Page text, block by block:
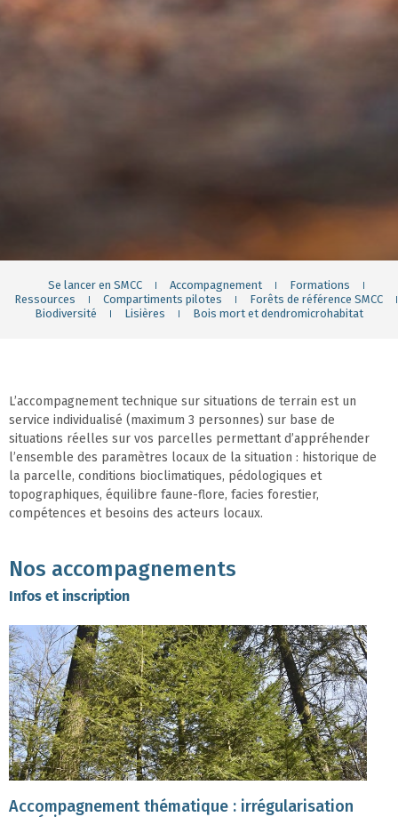
Se lancer en SMCC Accompagnement
Formations
Ressources
Compartiments pilotes
Forêts de référence SMCC
Biodiversité
Lisières Bois mort et dendromicrohabitat
L’accompagnement technique sur situations de terrain est un
service individualisé (maximum 3 personnes) sur base de
situations réelles sur vos parcelles permettant d’appréhender
l’ensemble des paramètres locaux de la situation : historique de
la parcelle, conditions bioclimatiques, pédologiques et
topographiques, équilibre faune-flore, facies forestier,
compétences et besoins des acteurs locaux.
Nos accompagnements
Infos et inscription
Accompagnement thématique : irrégularisation